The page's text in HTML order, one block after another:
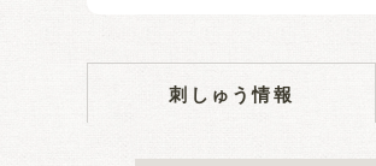
刺しゅう情報